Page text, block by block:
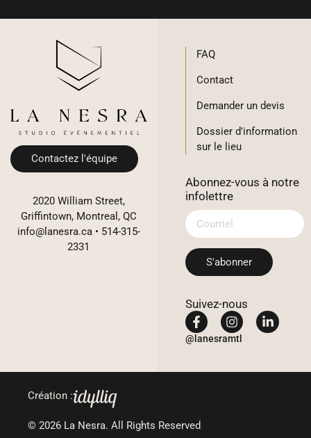
Contactez l'équipe
2020 William Street,
Griffintown, Montreal, QC
info@lanesra.ca• 514-315-
2331
FAQ
Contact
Demander un devis
Dossier d'information
sur le lieu
Abonnez-vous à notre
infolettre
S'abonner
Suivez-nous
@lanesramtl
© 2026 La Nesra. All Rights Reserved
Création :